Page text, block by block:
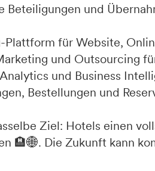
und
für Website,
und Outsourcing
und Business
Bestellungen und
Ziel: Hotels einen
🏨🌐. Die Zukunft kann